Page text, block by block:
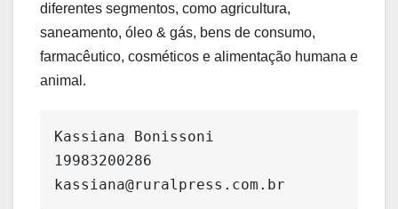
diferentes segmentos, como agricultura,
saneamento, óleo & gás, bens de consumo,
farmacêutico, cosméticos e alimentação humana e
animal.
Kassiana Bonissoni
19983200286
kassiana@ruralpress.com.br